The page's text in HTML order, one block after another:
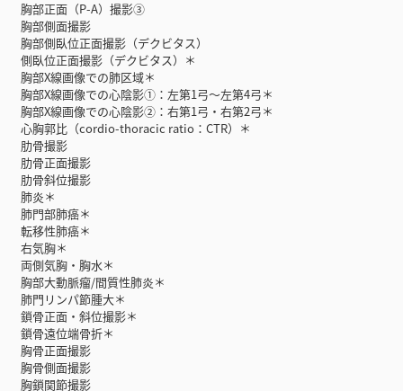
胸部正面（P-A）撮影③
胸部側面撮影
胸部側臥位正面撮影（デクビタス）
側臥位正面撮影（デクビタス）＊
胸部X線画像での肺区域＊
胸部X線画像での心陰影①：左第1弓〜左第4弓＊
胸部X線画像での心陰影②：右第1弓・右第2弓＊
心胸郭比（cordio-thoracic ratio：CTR）＊
肋骨撮影
肋骨正面撮影
肋骨斜位撮影
肺炎＊
肺門部肺癌＊
転移性肺癌＊
右気胸＊
両側気胸・胸水＊
胸部大動脈瘤/間質性肺炎＊
肺門リンパ節腫大＊
鎖骨正面・斜位撮影＊
鎖骨遠位端骨折＊
胸骨正面撮影
胸骨側面撮影
胸鎖関節撮影